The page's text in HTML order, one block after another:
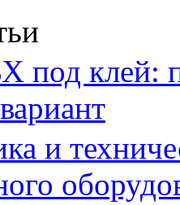
под клей:
и